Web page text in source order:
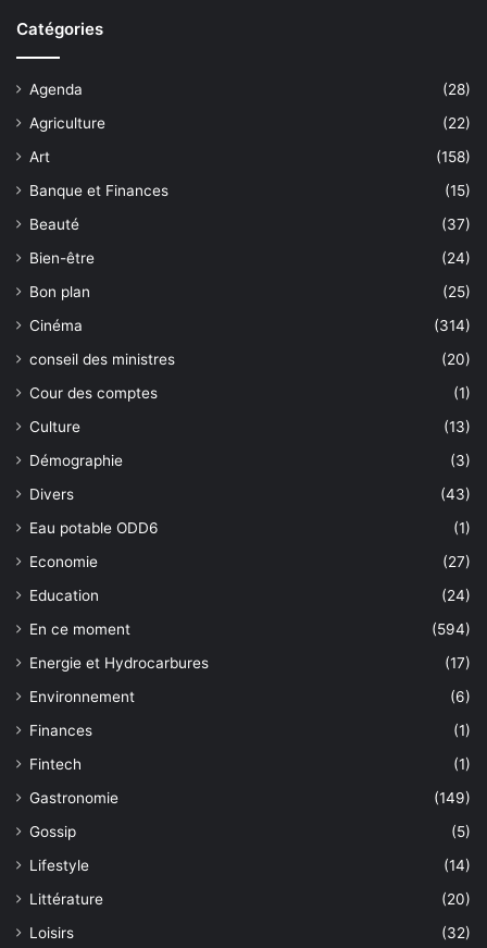
Catégories
Agenda
(28)
Agriculture
(22)
Art
(158)
Banque et Finances
(15)
Beauté
(37)
Bien-être
(24)
Bon plan
(25)
Cinéma
(314)
conseil des ministres
(20)
Cour des comptes
(1)
Culture
(13)
Démographie
(3)
Divers
(43)
Eau potable ODD6
(1)
Economie
(27)
Education
(24)
En ce moment
(594)
Energie et Hydrocarbures
(17)
Environnement
(6)
Finances
(1)
Fintech
(1)
Gastronomie
(149)
Gossip
(5)
Lifestyle
(14)
Littérature
(20)
Loisirs
(32)